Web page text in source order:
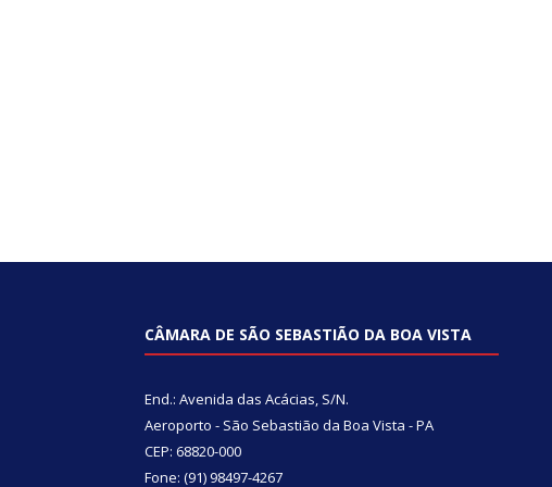
CÂMARA DE SÃO SEBASTIÃO DA BOA VISTA
End.: Avenida das Acácias, S/N.
Aeroporto - São Sebastião da Boa Vista - PA
CEP: 68820-000
Fone: (91) 98497-4267